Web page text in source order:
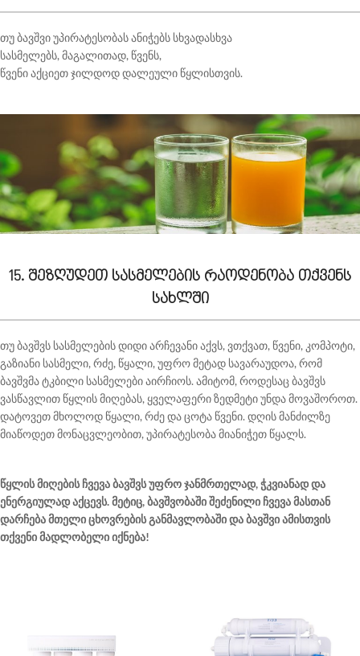
თუბავშვიუპირატესობასანიჭებს სხვადასხვა
სასმელებს, მაგალითად, წვენს,
წვენიაქციეთჯილდოდდალეული წყლისთვის.
15. შეზღუდეთ სასმელების რაოდენობა თქვენს
სახლში
თუ ბავშვს სასმელების დიდი არჩევანი აქვს, ვთქვათ, წვენი, კომპოტი,
გაზიანი სასმელი, რძე, წყალი, უფრო მეტად სავარაუდოა, რომ
ბავშვმა ტკბილი სასმელები აირჩიოს. ამიტომ, როდესაც ბავშვს
ვასწავლით წყლის მიღებას, ყველაფერი ზედმეტი უნდა მოვაშოროთ.
დატოვეთ მხოლოდ წყალი, რძე და ცოტა წვენი. დღის მანძილზე
მიაწოდეთ მონაცვლეობით, უპირატესობა მიანიჭეთ წყალს.
წყლის მიღების ჩვევა ბავშვს უფრო ჯანმრთელად, ჭკვიანად და
ენერგიულად აქცევს. მეტიც, ბავშვობაში შეძენილი ჩვევა მასთან
დარჩება მთელი ცხოვრების განმავლობაში და ბავშვი ამისთვის
თქვენი მადლობელი იქნება!